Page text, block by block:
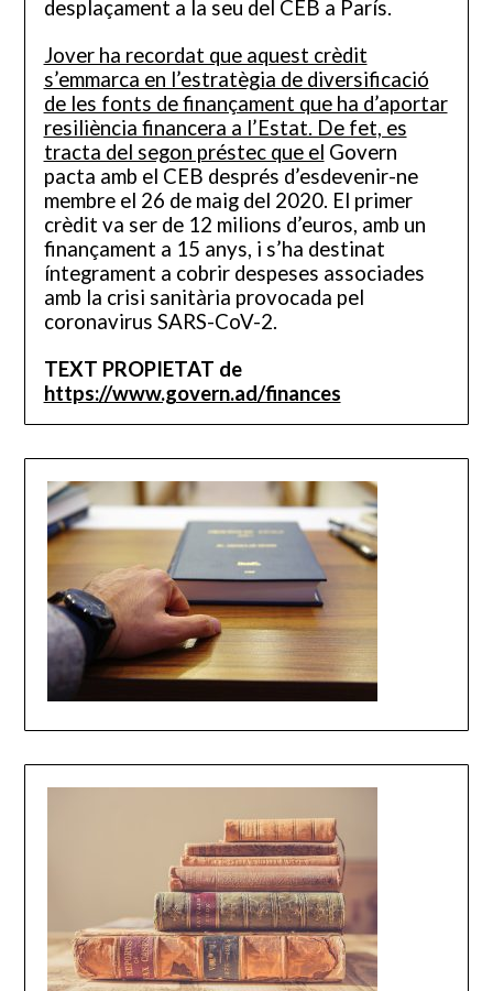
desplaçament a la seu del CEB a París.
Jover ha recordat que aquest crèdit
s’emmarca en l’estratègia de diversificació
de les fonts de finançament que ha d’aportar
resiliència financera a l’Estat. De fet, es
tracta del segon préstec que el Govern
pacta amb el CEB després d’esdevenir-ne
membre el 26 de maig del 2020. El primer
crèdit va ser de 12 milions d’euros, amb un
finançament a 15 anys, i s’ha destinat
íntegrament a cobrir despeses associades
amb la crisi sanitària provocada pel
coronavirus SARS-CoV-2.
TEXT PROPIETAT de
https://www.govern.ad/finances